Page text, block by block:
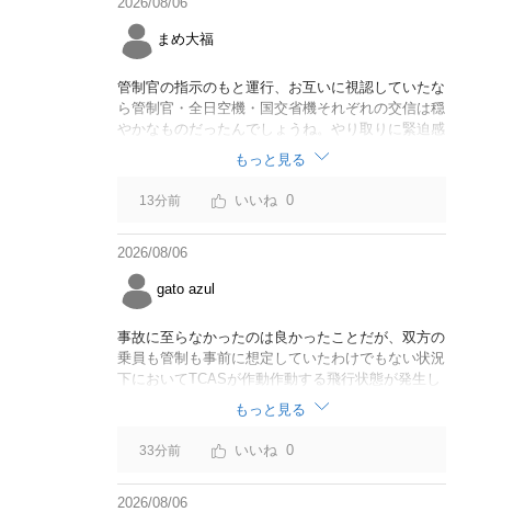
まめ大福
管制官の指示のもと運行、お互いに視認していたな
ら管制官・全日空機・国交省機それぞれの交信は穏
やかなものだったんでしょうね。やり取りに緊迫感
がなかったのならば今回の判断は正しいと思いま
もっと見る
13分前 0
2026/08/06
gato azul
事故に至らなかったのは良かったことだが、双方の
乗員も管制も事前に想定していたわけでもない状況
下においてTCASが作動作動する飛行状態が発生し
たことは事実。CABは身内可愛やでこのままうやむ
やにするつもりだろうか？
もっと見る
33分前 0
2026/08/06